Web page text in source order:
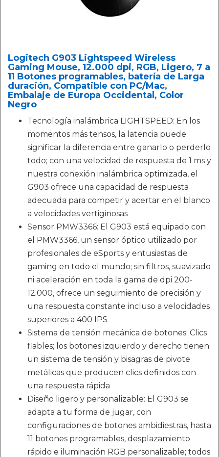
Logitech G903 Lightspeed Wireless
Gaming Mouse, 12.000 dpi, RGB, Ligero, 7 a
11 Botones programables, batería de Larga
duración, Compatible con PC/Mac,
Embalaje de Europa Occidental, Color
Negro
Tecnología inalámbrica LIGHTSPEED: En los
momentos más tensos, la latencia puede
significar la diferencia entre ganarlo o perderlo
todo; con una velocidad de respuesta de 1 ms y
nuestra conexión inalámbrica optimizada, el
G903 ofrece una capacidad de respuesta
adecuada para competir y acertar en el blanco
a velocidades vertiginosas
Sensor PMW3366: El G903 está equipado con
el PMW3366, un sensor óptico utilizado por
profesionales de eSports y entusiastas de
gaming en todo el mundo; sin filtros, suavizado
ni aceleración en toda la gama de dpi 200-
12.000, ofrece un seguimiento de precisión y
una respuesta constante incluso a velocidades
superiores a 400 IPS
Sistema de tensión mecánica de botones: Clics
fiables; los botones izquierdo y derecho tienen
un sistema de tensión y bisagras de pivote
metálicas que producen clics definidos con
una respuesta rápida
Diseño ligero y personalizable: El G903 se
adapta a tu forma de jugar, con
configuraciones de botones ambidiestras, hasta
11 botones programables, desplazamiento
rápido e iluminación RGB personalizable; todos